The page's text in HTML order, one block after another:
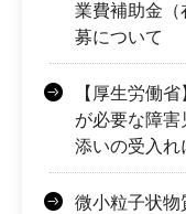
業費補助金（
募について
【厚生労働
が必要な障
添いの受入れ
微小粒子状物